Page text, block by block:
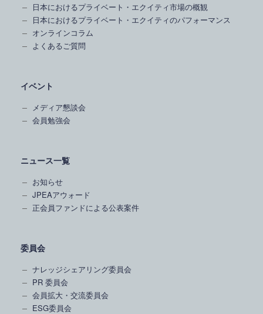
日本におけるプライベート・エクイティ市場の概観
日本におけるプライベート・エクイティのパフォーマンス
オンラインコラム
よくあるご質問
イベント
メディア懇談会
会員勉強会
ニュース一覧
お知らせ
JPEAアウォード
正会員ファンドによる公表案件
委員会
ナレッジシェアリング委員会
PR 委員会
会員拡大・交流委員会
ESG委員会